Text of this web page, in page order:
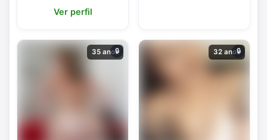
Ver perfil
35 anos
🔒 32 anos
🔒